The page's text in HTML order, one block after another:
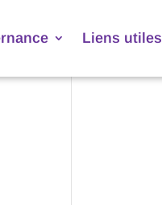
Liens utiles